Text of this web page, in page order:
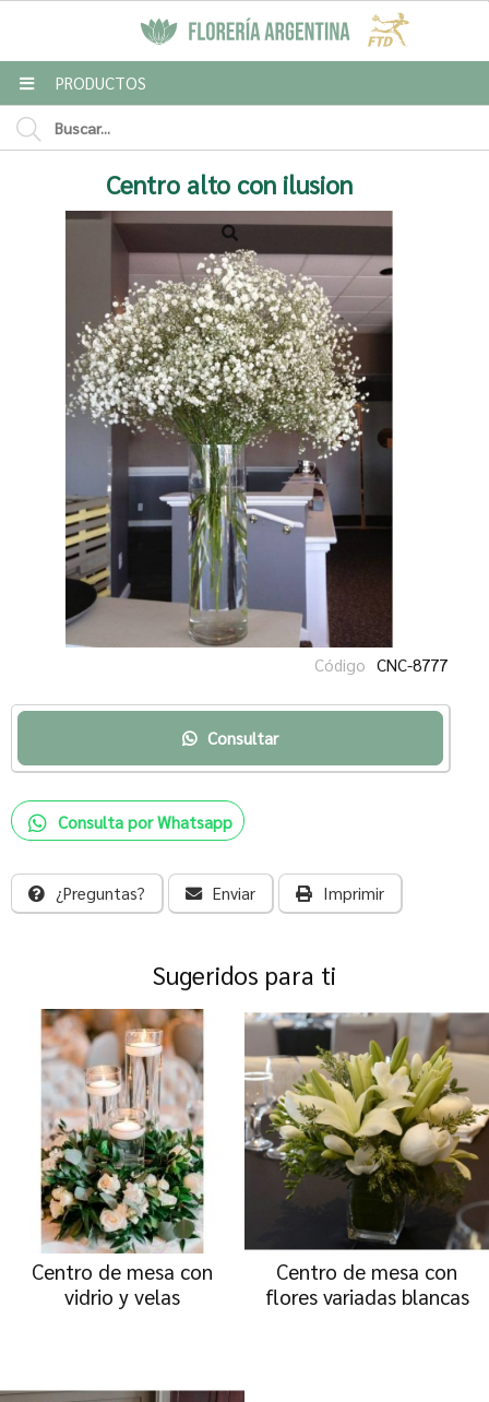
Enviar a email
Mensaje
MI COMPRA
PRODUCTOS
Centro alto con ilusion
Código CNC-8777
Consultar
Consulta por Whatsapp
¿Preguntas? Enviar Imprimir
Sugeridos para ti
Centro de mesa con
vidrio y velas
Centro de mesa con
flores variadas blancas